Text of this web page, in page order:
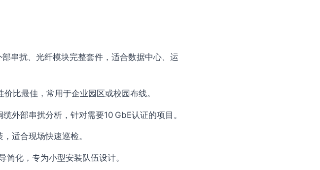
串扰、光纤模块完整套件，适合数据中心、运
比最佳，常用于企业园区或校园布线。
外部串扰分析，针对需要10 GbE认证的项目。
适合现场快速巡检。
简化，专为小型安装队伍设计。